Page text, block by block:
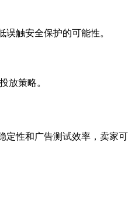
触安全保护的可能性。
放策略。
性和广告测试效率，卖家